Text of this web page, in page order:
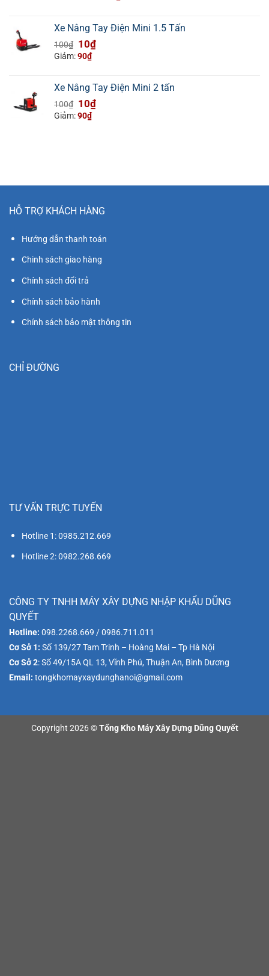
42.000.000₫.
37.000.000₫.
Xe Nâng Tay Điện Mini 1.5 Tấn
100₫ Giá
gốc
10₫Giá
10₫.
Giảm:90₫
Xe Nâng Tay Điện Mini 2 tấn
100₫ Giá
gốc
10₫Giá
Giảm:90₫
HỖ TRỢ KHÁCH HÀNG
Hướng dẫn thanh toán
Chinh sách giao hàng
Chính sách đổi trả
Chính sách bảo hành
Chính sách bảo mật thông tin
CHỈ ĐƯỜNG
TƯ VẤN TRỰC TUYẾN
Hotline 1: 0985.212.669
Hotline 2: 0982.268.669
CÔNG TY TNHH MÁY XÂY DỰNG NHẬP KHẨU DŨNG
QUYẾT
Hotline: 098.2268.669 / 0986.711.011
Cơ Sở 1: Số 139/27 Tam Trinh – Hoàng Mai – Tp Hà Nội
Cơ Sở 2: Số 49/15A QL 13, Vĩnh Phú, Thuận An, Bình Dương
Email: tongkhomayxaydunghanoi@gmail.com
Copyright 2026 ©Tổng Kho Máy Xây Dựng Dũng Quyết